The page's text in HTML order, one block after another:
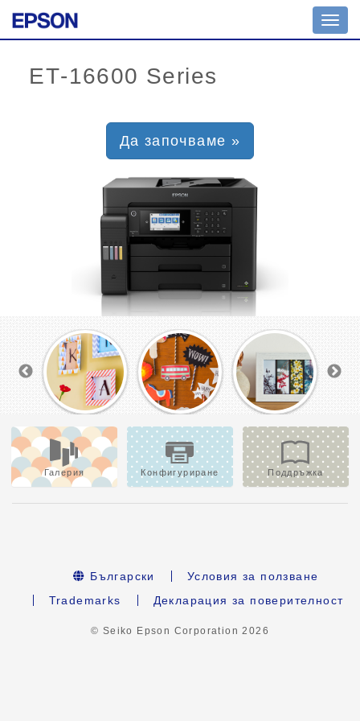
Да започваме »
Галерия Конфигуриране Поддръжка
Български
Условия за ползване
Trademarks
Декларация за поверителност
© Seiko Epson Corporation2026